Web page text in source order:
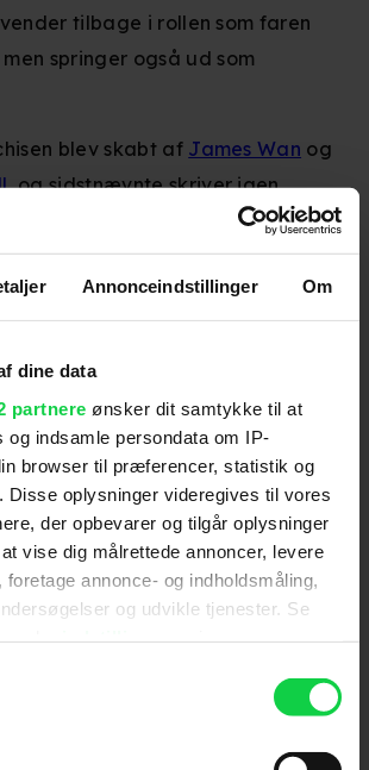
Annonceindstillinger Om
dine data
partnere ønsker dit samtykke til at
og indsamle persondata om IP-
browser til præferencer, statistik og
Disse oplysninger videregives til vores
der opbevarer og tilgår oplysninger
vise dig målrettede annoncer, levere
annonce- og indholdsmåling,
og udvikle tjenester. Se
indstillinger fra vores
eller ved at trykke på "Privacy
Wilson,Ty Simpkins Rose
Wilson
med vurdering: 15 år
af Medierådet for
den har derfor fået tildelt
for børn fra 15 år'.
vender tilbage i rollen som faren
springer også ud som
blev skabt af James Wan og
, og sidstnævnte skriver igen
'Insidious 5' sammen med forfatter
er medforfatter på bl.a.
.